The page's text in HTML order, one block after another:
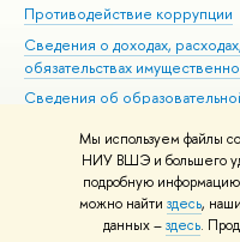
Мы используем файлы
НИУ ВШЭ и большего
подробную информацию
можно найти здесь,
данных –здесь.
Противодействие коррупции
Сведения о доходах,
обязательствах
Сведения об
Людям с ограниченными
Единая платежная страница
Работа в Вышке